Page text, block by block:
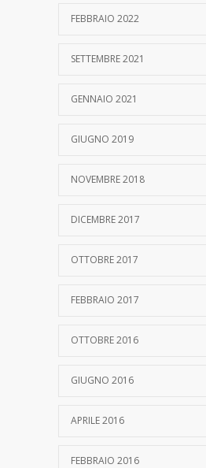
FEBBRAIO 2022
SETTEMBRE 2021
GENNAIO 2021
GIUGNO 2019
NOVEMBRE 2018
DICEMBRE 2017
OTTOBRE 2017
FEBBRAIO 2017
OTTOBRE 2016
GIUGNO 2016
APRILE 2016
FEBBRAIO 2016